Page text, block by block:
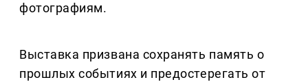
фотографиям.
Выставка призвана сохранять память о
прошлых событиях и предостерегать от